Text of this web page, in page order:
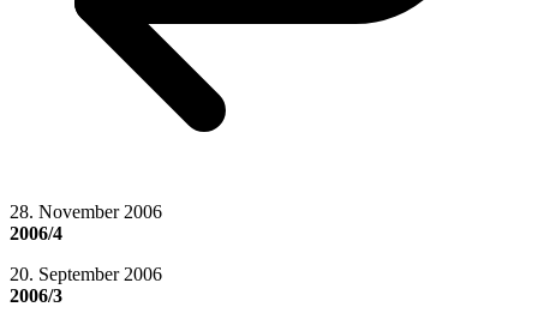
28. November 2006
2006/4
20. September 2006
2006/3